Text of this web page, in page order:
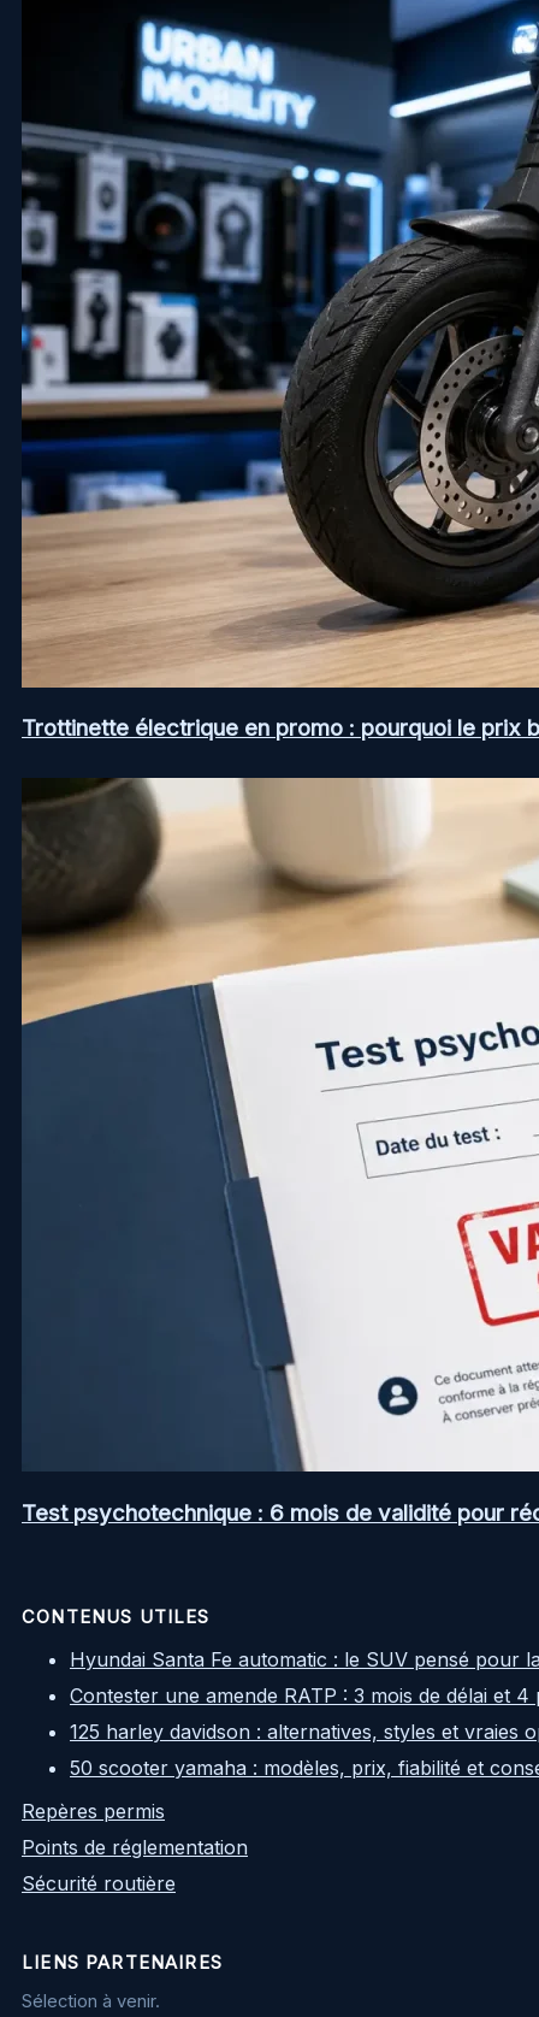
Trottinette électrique en promo : pourquoi le prix
Test psychotechnique : 6 mois de validité pour
CONTENUS UTILES
Hyundai Santa Fe automatic : le SUV pensé pour
Contester une amende RATP : 3 mois de délai et
125 harley davidson : alternatives, styles et vraies
50 scooter yamaha : modèles, prix, fiabilité et
Repères permis
Points de réglementation
Sécurité routière
LIENS PARTENAIRES
Sélection à venir.